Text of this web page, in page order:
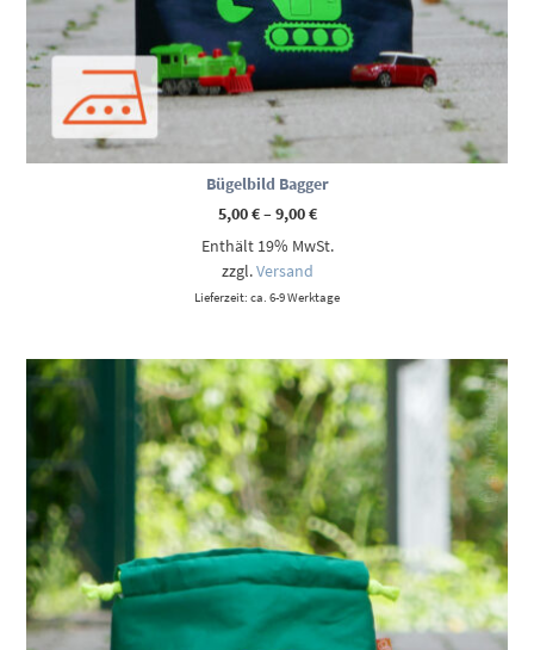
Bügelbild Bagger
5,00€–9,00€Preisspanne:
bis
Enthält 19% MwSt.
zzgl.Versand
Lieferzeit: ca. 6-9 Werktage